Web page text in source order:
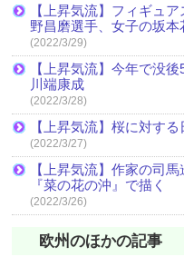
【上昇気流】フィギュ
野昌磨選手、女子の坂
(2022/3/29)
【上昇気流】今年で没
川端康成
(2022/3/28)
【上昇気流】桜に対す
(2022/3/27)
【上昇気流】作家の司
『菜の花の沖』で描く
(2022/3/26)
欧州のほかの記事